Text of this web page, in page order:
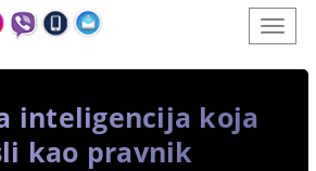
inteligencija koja
kao pravnik